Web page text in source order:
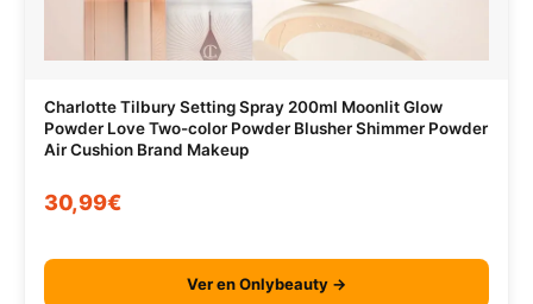
Charlotte Tilbury Setting Spray 200ml Moonlit Glow
Powder Love Two-color Powder Blusher Shimmer Powder
Air Cushion Brand Makeup
30,99€
Ver en Onlybeauty →